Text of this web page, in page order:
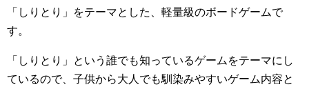
「しりとり」をテーマとした、軽量級のボードゲームで
す。
「しりとり」という誰でも知っているゲームをテーマにし
ているので、子供から大人でも馴染みやすいゲーム内容と